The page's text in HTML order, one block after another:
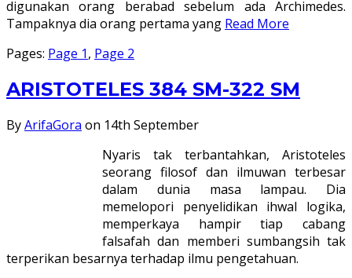
digunakan orang berabad sebelum ada Archimedes.
Tampaknya dia orang pertama yang Read More
Pages: Page 1, Page 2
ARISTOTELES 384 SM-322 SM
ByArifaGora on 14th September
Nyaris tak terbantahkan, Aristoteles
seorang filosof dan ilmuwan terbesar
dalam dunia masa lampau. Dia
memelopori penyelidikan ihwal logika,
memperkaya hampir tiap cabang
falsafah dan memberi sumbangsih tak
terperikan besarnya terhadap ilmu pengetahuan.